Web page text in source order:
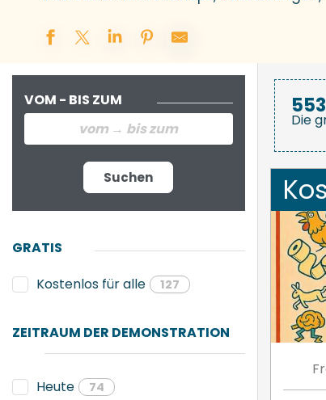
VOM - BIS ZUM
Suchen
GRATIS
Kostenlos für alle
127
ZEITRAUM DER DEMONSTRATION
Heute 74
553
Die